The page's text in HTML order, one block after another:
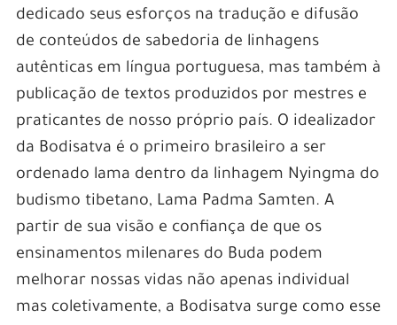
dedicado seus esforços na tradução e difusão
de conteúdos de sabedoria de linhagens
autênticas em língua portuguesa, mas também à
publicação de textos produzidos por mestres e
praticantes de nosso próprio país. O idealizador
da Bodisatva é o primeiro brasileiro a ser
ordenado lama dentro da linhagem Nyingma do
budismo tibetano, Lama Padma Samten. A
partir de sua visão e confiança de que os
ensinamentos milenares do Buda podem
melhorar nossas vidas não apenas individual
mas coletivamente, a Bodisatva surge como esse